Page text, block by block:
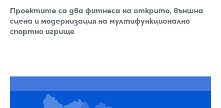
Проектите са два фитнеса на открито, външна
сцена и модернизация на мултифункционално
спортно игрище